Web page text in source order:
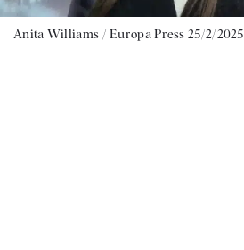
Anita Williams / Europa Press 25/2/2025